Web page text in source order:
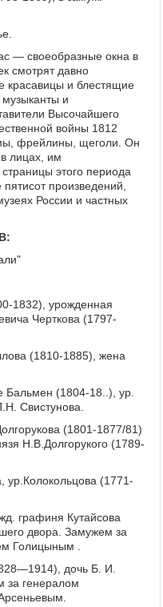
— своеобразные окна в
смотрят давно
красавицы и блестящие
и
Высочайшего
войны 1812
фрейлины, щеголи. Он
лицах, им
этого периода
произведений,
России и частных
1832), урожденная
Черткова (1797-
(1810-1885), жена
(1804-18..), ур.
Свистунова.
(1801-1877/81)
Н.В.Долгорукого (1789-
ур.Колокольцова (1771-
графиня Кутайсова
двора. Замужем за
Голицыным .
дочь Б. И.
за генералом